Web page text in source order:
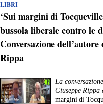
LIBRI
‘Sui margini di
bussola liberale contro le
Conversazione
Rippa
La
Giuseppe
margini di